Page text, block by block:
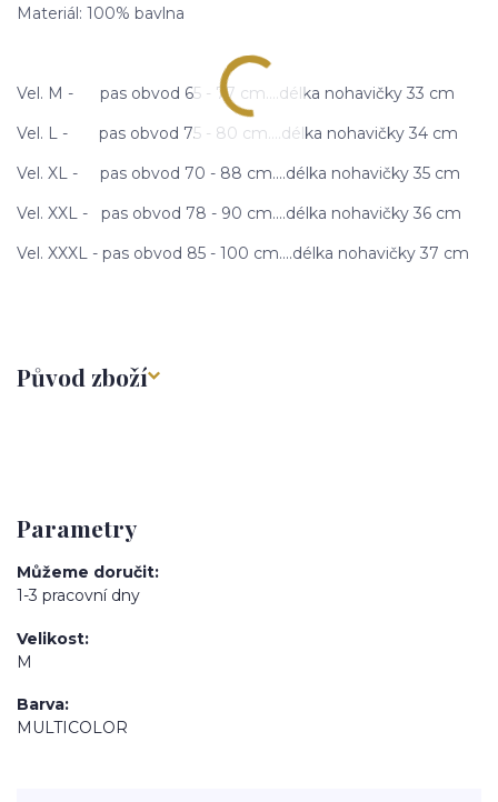
Materiál: 100% bavlna
Vel. M - pas obvod 65 - 77 cm....délka nohavičky 33 cm
Vel. L - pas obvod 75 - 80 cm....délka nohavičky 34 cm
Vel. XL - pas obvod 70 - 88 cm....délka nohavičky 35 cm
Vel. XXL - pas obvod 78 - 90 cm....délka nohavičky 36 cm
Vel. XXXL - pas obvod 85 - 100 cm....délka nohavičky 37 cm
Původ zboží
Parametry
Můžeme doručit
1-3 pracovní dny
Velikost
M
Barva
MULTICOLOR